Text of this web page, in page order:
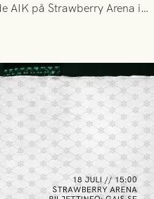
AIK på Strawberry Arena i
i första halvlek av